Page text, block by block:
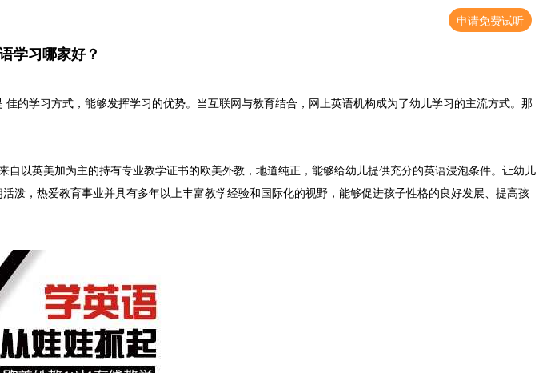
申请免费试听
学习哪家好？
学习方式，能够发挥学习的优势。当互联网与教育结合，网上英语机构成为了幼儿学习的主流方式。那
英美加为主的持有专业教学证书的欧美外教，地道纯正，能够给幼儿提供充分的英语浸泡条件。让幼儿
，热爱教育事业并具有多年以上丰富教学经验和国际化的视野，能够促进孩子性格的良好发展、提高孩